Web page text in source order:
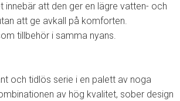
innebär att den ger en lägre vatten- och
att ge avkall på komforten.
tillbehör i samma nyans.
och tidlös serie i en palett av noga
av hög kvalitet, sober design